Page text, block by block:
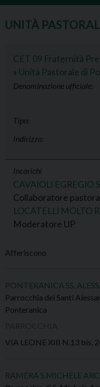
UNITÀ
CET 09 Fraternità
» Unità Pastorale di
Denominazione ufficiale:
Tipo:
Indirizzo:
Incarichi
CAVAIOLI EGREGIO
Collaboratore
LOCATELLI MOLTO
Moderatore UP
Afferiscono
PONTERANICA SS.
Parrocchia dei Santi
Ponteranica
VIA LEONE XIII N.13 bis,
RAMERA S.MICHELE